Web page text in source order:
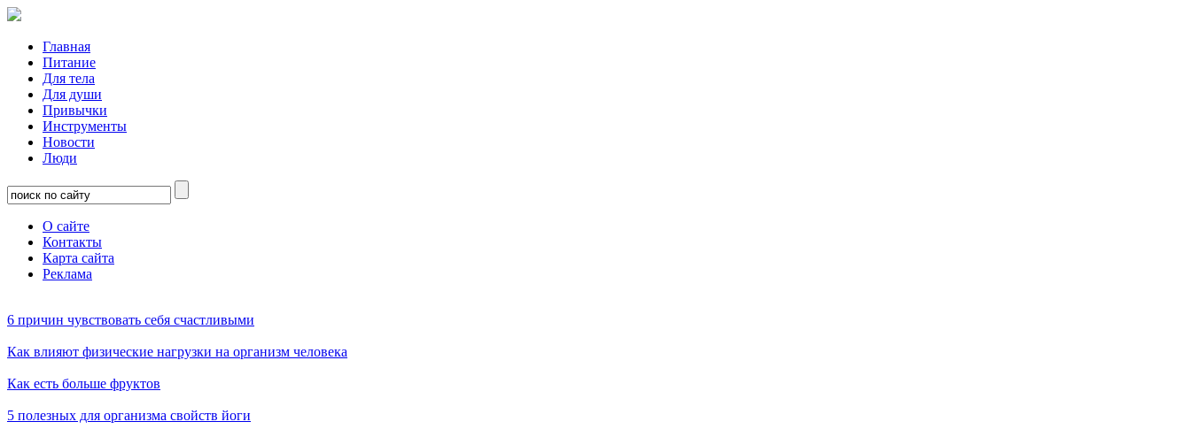
Главная
Питание
Для тела
Для души
Привычки
Инструменты
Новости
Люди
О сайте
Контакты
Карта сайта
Реклама
6 причин чувствовать себя счастливыми
Как влияют физические нагрузки на организм человека
Как есть больше фруктов
5 полезных для организма свойств йоги